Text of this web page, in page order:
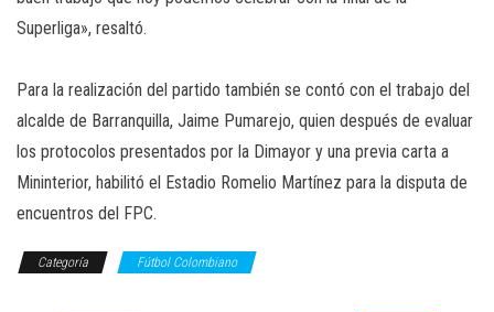
Superliga», resaltó.
Para la realización del partido también se contó con el trabajo del
alcalde de Barranquilla, Jaime Pumarejo, quien después de evaluar
los protocolos presentados por la Dimayor y una previa carta a
Mininterior, habilitó el Estadio Romelio Martínez para la disputa de
encuentros del FPC.
Categoría Fútbol Colombiano